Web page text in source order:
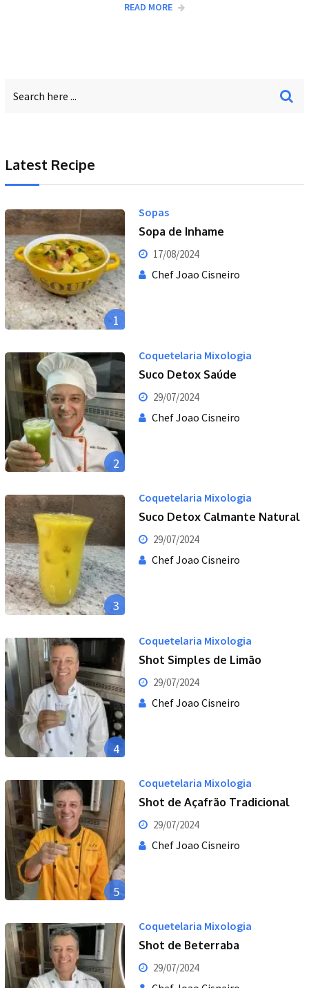
READ MORE
Latest Recipe
1
Sopas
Sopa de Inhame
17/08/2024
Chef Joao Cisneiro
2
Coquetelaria Mixologia
Suco Detox Saúde
29/07/2024
Chef Joao Cisneiro
3
Coquetelaria Mixologia
Suco Detox Calmante Natural
29/07/2024
Chef Joao Cisneiro
4
Coquetelaria Mixologia
Shot Simples de Limão
29/07/2024
Chef Joao Cisneiro
5
Coquetelaria Mixologia
Shot de Açafrão Tradicional
29/07/2024
Chef Joao Cisneiro
Coquetelaria Mixologia
Shot de Beterraba
29/07/2024